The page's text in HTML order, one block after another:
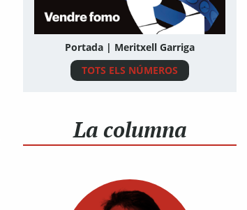
Portada | Meritxell Garriga
TOTS ELS NÚMEROS
La columna